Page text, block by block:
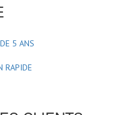
5 ANS
RAPIDE